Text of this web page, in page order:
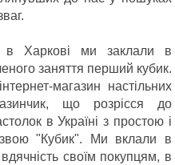
в Харкові ми заклали в
заняття перший кубик.
магазин настільних
що розрісся до
в Україні з простою і
"Кубик". Ми вклали в
своїм покупцям, в